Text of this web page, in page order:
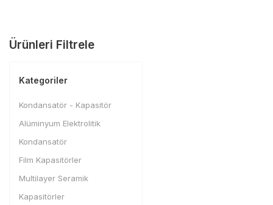
Ürünleri Filtrele
Kategoriler
Kondansatör - Kapasitör
Alüminyum Elektrolitik
Kondansatör
Film Kapasitörler
Multilayer Seramik
Kapasitörler